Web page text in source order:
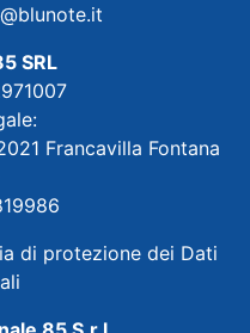
SRL
Francavilla Fontana
di protezione dei Dati